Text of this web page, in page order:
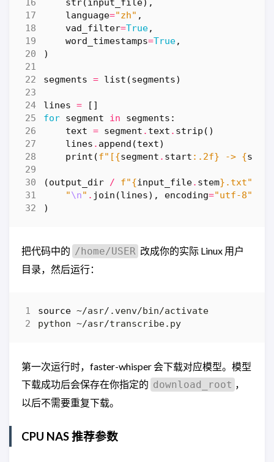
str( input_file),
language="zh" ,
vad_filter=True,
word_timestamps=True,
)
segments = list (segments)
lines =
[]
for segment in segments :
text = segment . text . strip ()
lines . append (text)
print (f"[{segment . start : .2f} -> {
(output_dir / f"{input_file. stem} .txt"
"\n" . join (lines), encoding="utf-8"
)
把代码中的 /home/USER 改成你的实际 Linux 用户
目录，然后运行：
source
第一次运行时，faster-whisper 会下载对应模型。模型
下载成功后会保存在你指定的 download_root ，
以后不需要重复下载。
CPU NAS 推荐参数